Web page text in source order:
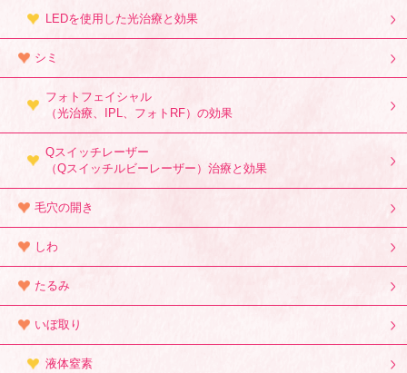
LEDを使用した光治療と効果
シミ
フォトフェイシャル
（光治療、IPL、フォトRF）の効果
Qスイッチレーザー
（Qスイッチルビーレーザー）治療と効果
毛穴の開き
しわ
たるみ
いぼ取り
液体窒素